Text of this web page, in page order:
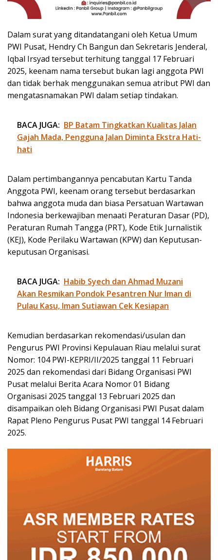
Dalam surat yang ditandatangani oleh Ketua Umum
PWI Pusat, Hendry Ch Bangun dan Sekretaris Jenderal,
Iqbal Irsyad tersebut terhitung tanggal 17 Februari
2025, keenam nama tersebut bukan lagi anggota PWI
dan tidak berhak menggunakan semua atribut PWI dan
mengatasnamakan PWI dalam setiap tindakan.
BACA JUGA: BP Batam Tingkatkan Kualitas Jalan
Gajah Mada, Pengguna Jalan Diminta Ekstra Hati-
hati
Dalam pertimbangannya pencabutan Kartu Tanda
Anggota PWI, keenam orang tersebut berdasarkan
bahwa anggota muda dan biasa Persatuan Wartawan
Indonesia berkewajiban menaati Peraturan Dasar (PD),
Peraturan Rumah Tangga (PRT), Kode Etik Jurnalistik
(KEJ), Kode Perilaku Wartawan (KPW) dan Keputusan-
keputusan Organisasi.
BACA JUGA: Habib Syech dan Ahmad Muzani
Akan Resmikan Pondok Pesantren Nur Iman di
Pulau Kasu, Iman Sutiawan Cek Kesiapan
Kemudian berdasarkan rekomendasi/usulan dan
Pengurus PWI Provinsi Kepulauan Riau melalui surat
Nomor: 104 PWI-KEPRI/II/2025 tanggal 11 Februari
2025 dan rekomendasi dari Bidang Organisasi PWI
Pusat melalui Berita Acara Nomor 01 Bidang
Organisasi 2025 tanggal 13 Februari 2025 dan
disampaikan oleh Bidang Organisasi PWI Pusat dalam
Rapat Pleno Pengurus Pusat PWI tanggal 14 Februari
2025.